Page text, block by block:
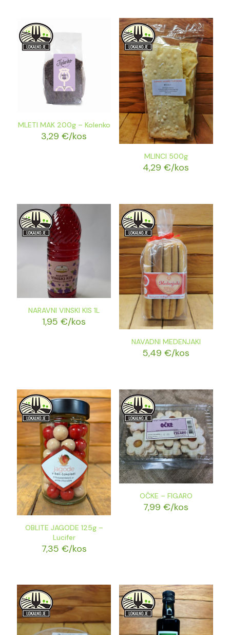
MLETI MAK 200g – Kolenko
3,29€/kos
MLINCI 500g
4,29€/kos
NARAVNI VINSKI KIS 1L
1,95€/kos
NAVADNI MEDENJAKI
5,49 €/kos
OBLITE JAGODE 125g –
Lucifer
7,35 €/kos
OČKE – FIGARO
7,99€/kos